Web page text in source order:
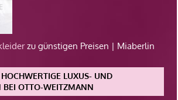
zu günstigen Preisen | Miaberlin
LUXUS- UND
BEI OTTO-WEITZMANN